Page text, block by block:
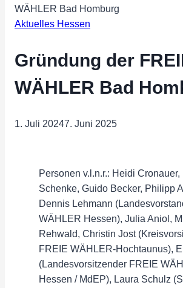
WÄHLER Bad Homburg
Aktuelles Hessen
Gründung der
WÄHLER Bad
1. Juli 20247. Juni 2025
Personen v.l.n.r.: Heidi Cronauer,
Schenke, Guido Becker, Philipp
Dennis Lehmann
WÄHLER Hessen), Julia Aniol,
Rehwald, Christin Jost
FREIE WÄHLER-Hochtaunus),
(Landesvorsitzender FREIE
Hessen / MdEP), Laura Schulz